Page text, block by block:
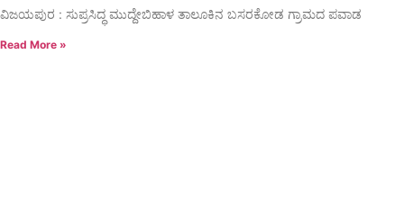
ವಿಜಯಪುರ : ಸುಪ್ರಸಿದ್ಧ ಮುದ್ದೇಬಿಹಾಳ ತಾಲೂಕಿನ ಬಸರಕೋಡ ಗ್ರಾಮದ ಪವಾಡ
Read More »